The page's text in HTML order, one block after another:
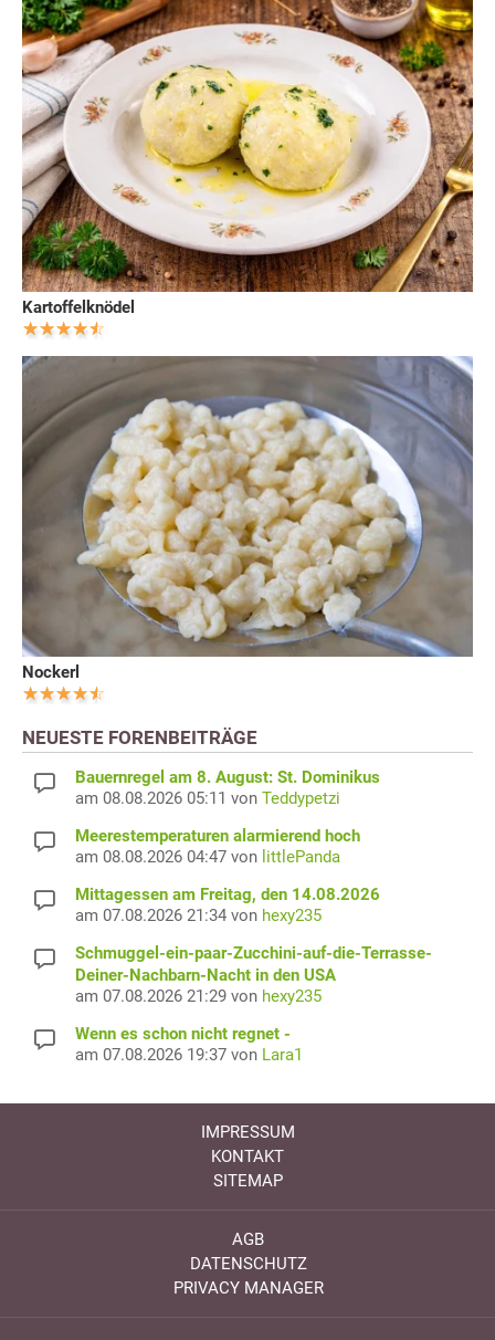
Kartoffelknödel
Nockerl
NEUESTE FORENBEITRÄGE
Bauernregel am 8. August: St. Dominikus
am 08.08.2026 05:11 von Teddypetzi
Meerestemperaturen alarmierend hoch
am 08.08.2026 04:47 von littlePanda
Mittagessen am Freitag, den 14.08.2026
am 07.08.2026 21:34 von hexy235
Schmuggel-ein-paar-Zucchini-auf-die-Terrasse-
Deiner-Nachbarn-Nacht in den USA
am 07.08.2026 21:29 von hexy235
Wenn es schon nicht regnet -
am 07.08.2026 19:37 von Lara1
IMPRESSUM
KONTAKT
SITEMAP
AGB
DATENSCHUTZ
PRIVACY MANAGER